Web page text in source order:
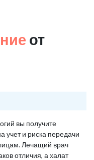
от
вы получите
учет и риска передачи
Лечащий врач
отличия, а халат